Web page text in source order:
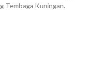
Tembaga Kuningan.